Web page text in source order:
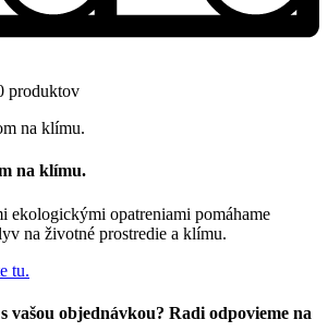
produktov
na klímu.
ekologickými opatreniami pomáhame
na životné prostredie a klímu.
tu.
vašou objednávkou? Radi odpovieme na